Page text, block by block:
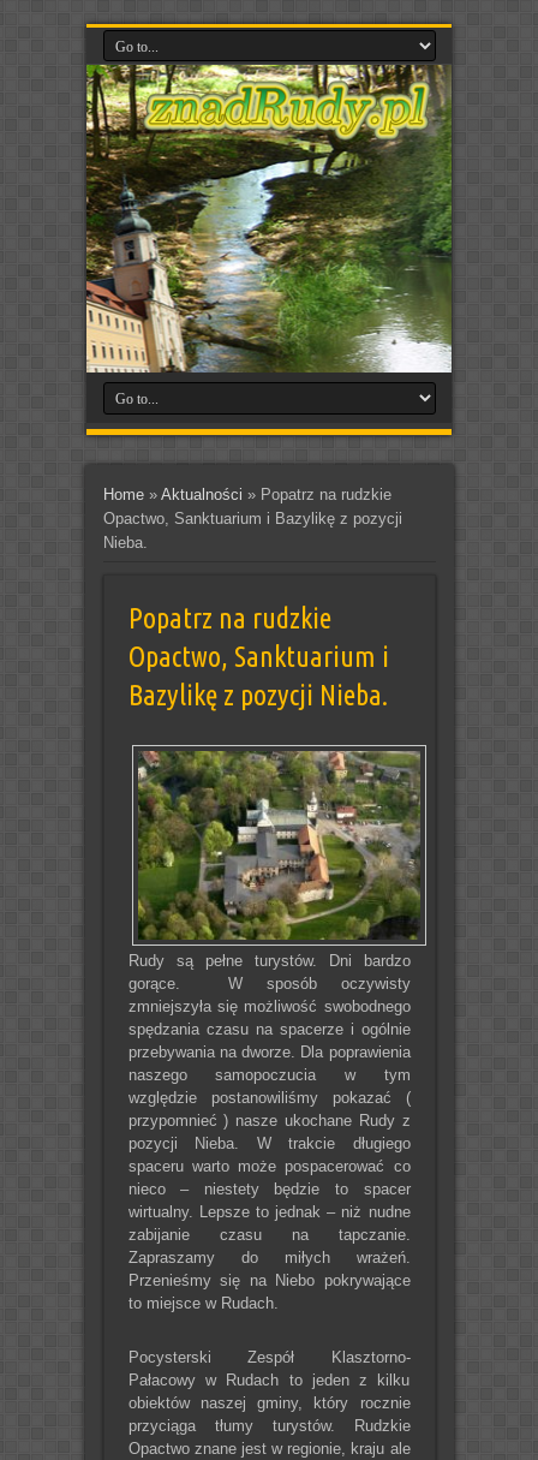
Home» Aktualności » Popatrz na rudzkie
Opactwo, Sanktuarium i Bazylikę z pozycji
Nieba.
Popatrz na rudzkie
Opactwo, Sanktuarium i
Bazylikę z pozycji Nieba.
Rudy są pełne turystów. Dni bardzo
gorące. W sposób oczywisty
zmniejszyła się możliwość swobodnego
spędzania czasu na spacerze i ogólnie
przebywania na dworze. Dla poprawienia
naszego samopoczucia w tym
względzie postanowiliśmy pokazać (
przypomnieć ) nasze ukochane Rudy z
pozycji Nieba. W trakcie długiego
spaceru warto może pospacerować co
nieco – niestety będzie to spacer
wirtualny. Lepsze to jednak – niż nudne
zabijanie czasu na tapczanie.
Zapraszamy do miłych wrażeń.
Przenieśmy się na Niebo pokrywające
to miejsce w Rudach.
Pocysterski Zespół Klasztorno-
Pałacowy w Rudach to jeden z kilku
obiektów naszej gminy, który rocznie
przyciąga tłumy turystów. Rudzkie
Opactwo znane jest w regionie, kraju ale